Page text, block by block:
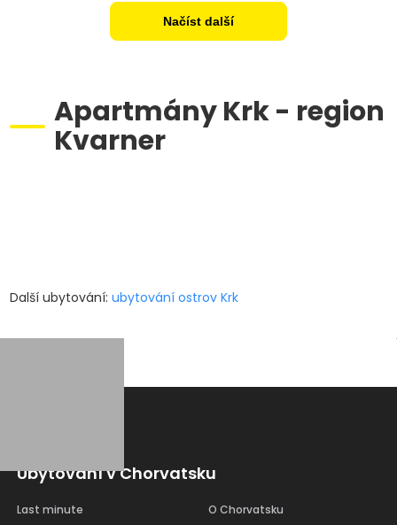
Načíst další
Apartmány Krk - region
Kvarner
Další ubytování: ubytování ostrov Krk
Ubytování v Chorvatsku
Last minute
O Chorvatsku